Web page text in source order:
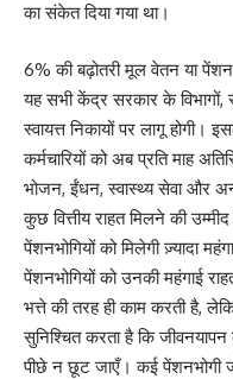
का संकेत दिया गया था।
6% की बढ़ोतरी मूल वेतन या
यह सभी केंद्र सरकार के
स्वायत्त निकायों पर लागू
कर्मचारियों को अब प्रति माह
भोजन, ईंधन, स्वास्थ्य सेवा और
कुछ वित्तीय राहत मिलने की
पेंशनभोगियों को मिलेगी ज़्यादा
पेंशनभोगियों को उनकी महंगाई
भत्ते की तरह ही काम करती है,
सुनिश्चित करता है कि
पीछे न छूट जाएँ। कई पेंशनभोगी